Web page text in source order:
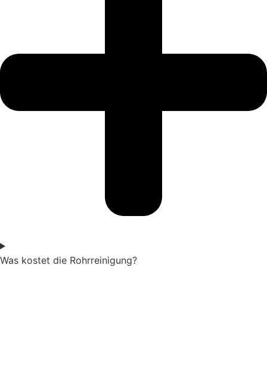
Was kostet die Rohrreinigung?